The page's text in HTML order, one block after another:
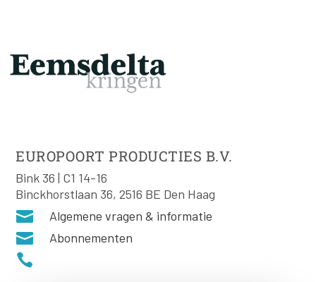
EUROPOORT PRODUCTIES B.V.
Bink 36 | C1 14-16
Binckhorstlaan 36, 2516 BE Den Haag
 Algemene vragen & informatie
 Abonnementen
